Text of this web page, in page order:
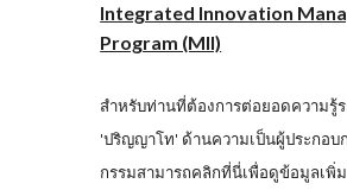
Integrated Innovation
Program (MII)
สำหรับท่านที่ต้องการต่อยอดความรู้
'ปริญญาโท' ด้านความเป็นผู้ประกอบ
กรรมสามารถคลิกที่นี่เพื่อดูข้อมูลเพิ่